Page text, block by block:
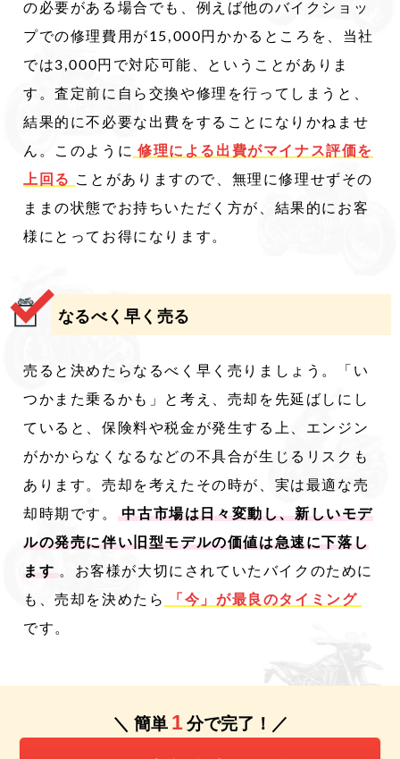
の必要がある場合でも、例えば他のバイクショッ
プでの修理費用が15,000円かかるところを、当社
では3,000円で対応可能、ということがありま
す。査定前に自ら交換や修理を行ってしまうと、
結果的に不必要な出費をすることになりかねませ
ん。このように 修理による出費がマイナス評価を
上回る
ことがありますので、無理に修理せずその
ままの状態でお持ちいただく方が、結果的にお客
様にとってお得になります。
なるべく早く売る
売ると決めたらなるべく早く売りましょう。「い
つかまた乗るかも」と考え、売却を先延ばしにし
ていると、保険料や税金が発生する上、エンジン
がかからなくなるなどの不具合が生じるリスクも
あります。売却を考えたその時が、実は最適な売
却時期です。
中古市場は日々変動し、新しいモデ
ルの発売に伴い旧型モデルの価値は急速に下落し
ます 。お客様が大切にされていたバイクのために
も、売却を決めたら
「今」が最良のタイミング
です。
＼ 簡単 1 分で完了！／